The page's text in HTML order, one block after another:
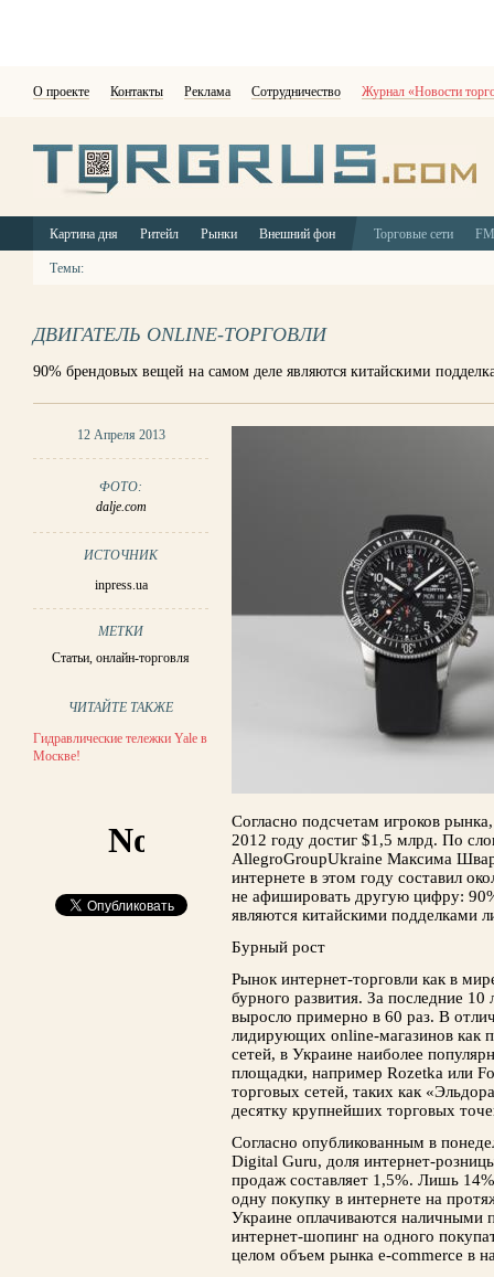
О проекте Контакты Реклама Сотрудничество Журнал «Новости
Картина дня Ритейл Рынки Внешний фон Торговые сети
Темы:
ДВИГАТЕЛЬ ONLINE-ТОРГОВЛИ
90% брендовых вещей на самом деле являются китайскими
12 Апреля 2013
ФОТО:
dalje.com
ИСТОЧНИК
inpress.ua
МЕТКИ
Статьи,онлайн-торговля
ЧИТАЙТЕ ТАКЖЕ
Гидравлические тележки Yale в
Москве!
Согласно подсчетам игроков
2012 году достиг $1,5 млрд. По
AllegroGroupUkraine Максима
интернете в этом году составил
не афишировать другую цифру:
являются китайскими подделками
Бурный рост
Рынок интернет-торговли как в
бурного развития. За последние 10
выросло примерно в 60 раз. В
лидирующих online-магазинов как
сетей, в Украине наиболее
площадки, например Rozetka или
торговых сетей, таких как
десятку крупнейших торговых
Согласно опубликованным в
Digital Guru, доля интернет-
продаж составляет 1,5%. Лишь
одну покупку в интернете на
Украине оплачиваются наличными
интернет-шопинг на одного
целом объем рынка e-commerce в